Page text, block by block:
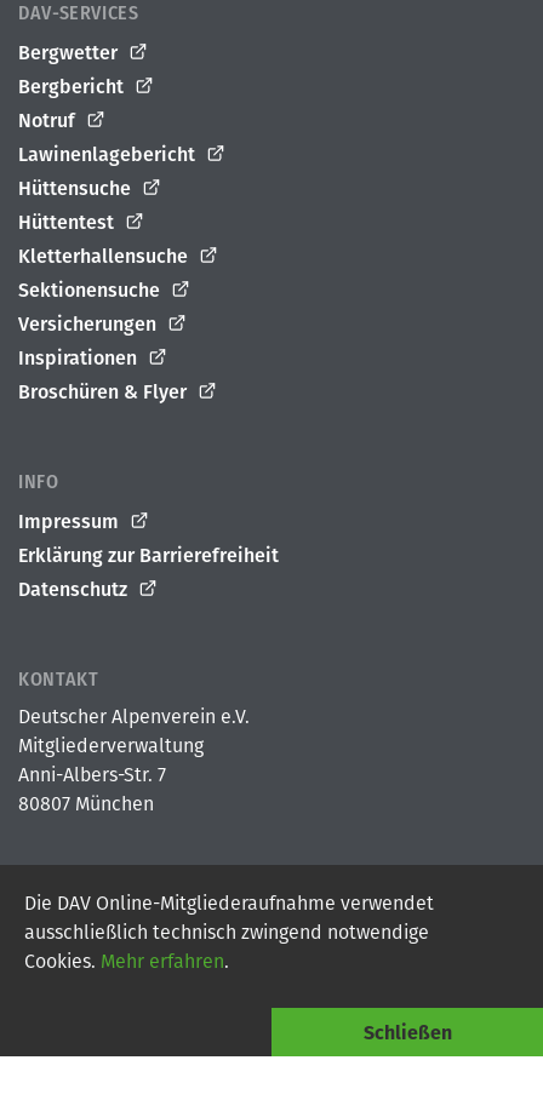
Die DAV Online-Mitgliederaufnahme verwendet
ausschließlich technisch zwingend notwendige
Cookies. Mehr erfahren.
Schließen
DAV-SERVICES
Bergwetter
Bergbericht
Notruf
Lawinenlagebericht
Hüttensuche
Hüttentest
Kletterhallensuche
Sektionensuche
Versicherungen
Inspirationen
Broschüren & Flyer
INFO
Impressum
Erklärung zur Barrierefreiheit
Datenschutz
KONTAKT
Deutscher Alpenverein e.V.
Mitgliederverwaltung
Anni-Albers-Str. 7
80807 München
© 2026Deutscher Alpenverein e.V.
Powered By Digital Vantage Point